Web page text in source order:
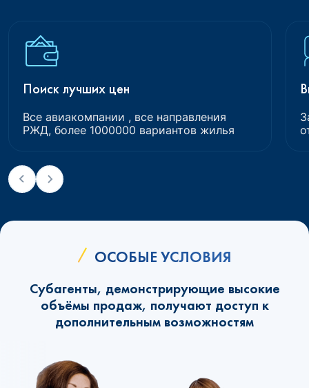
Поиск лучших цен
Все авиакомпании , все направления
РЖД, более 1000000 вариантов жилья
ОСОБЫЕ УСЛОВИЯ
Субагенты, демонстрирующие высокие
объёмы продаж, получают доступ к
дополнительным возможностям